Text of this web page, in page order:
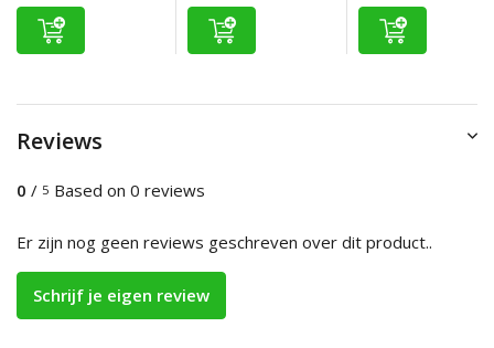
Reviews
0 / 5 Based on 0 reviews
Er zijn nog geen reviews geschreven over dit product..
Schrijf je eigen review